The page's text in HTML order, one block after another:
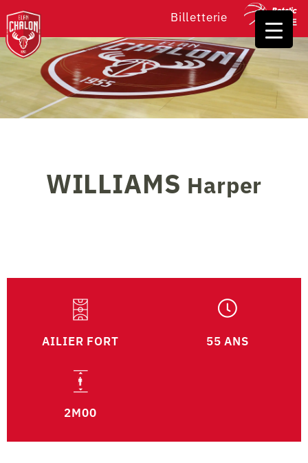
Billetterie
WILLIAMS Harper
AILIER FORT 55 ANS
2M00